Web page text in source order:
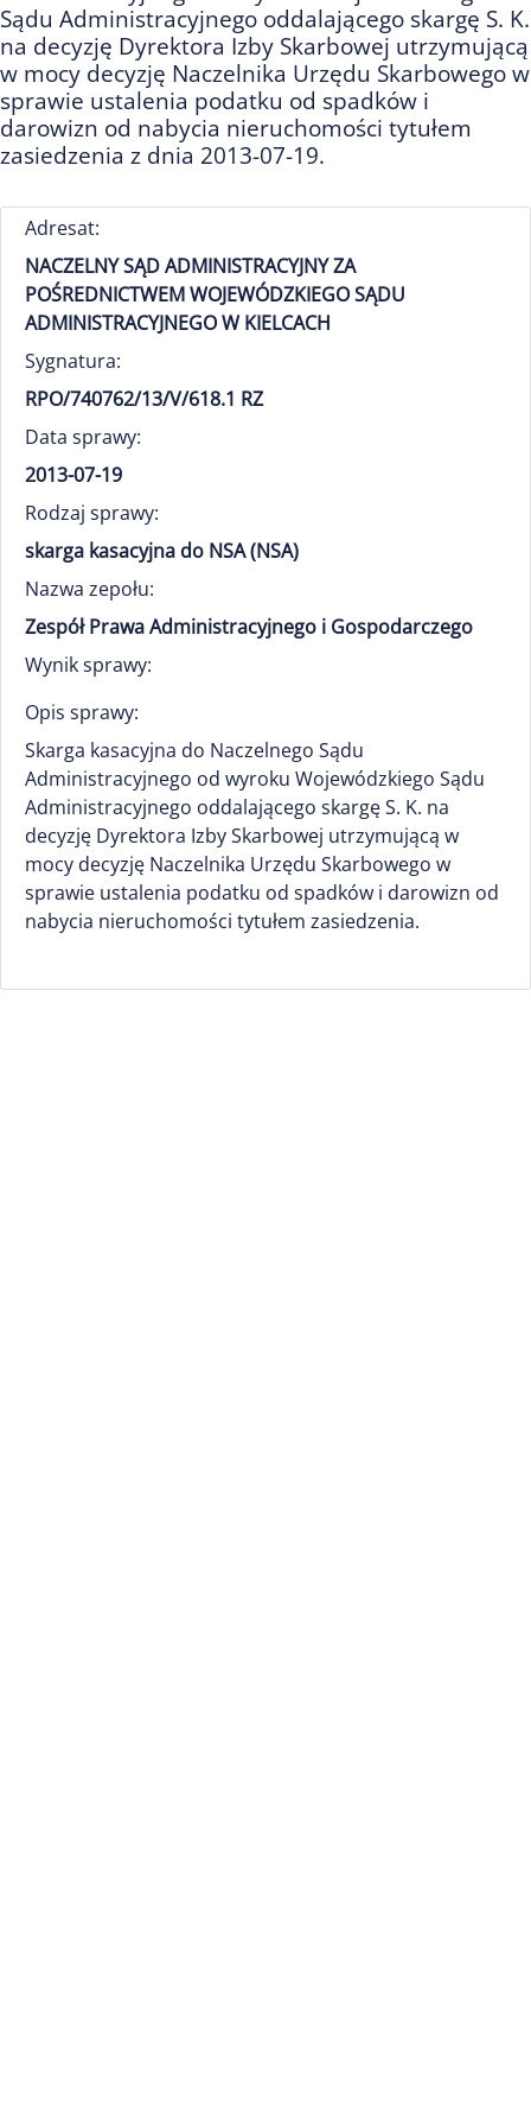
Sądu Administracyjnego oddalającego skargę S. K.
na decyzję Dyrektora Izby Skarbowej utrzymującą
w mocy decyzję Naczelnika Urzędu Skarbowego w
sprawie ustalenia podatku od spadków i
darowizn od nabycia nieruchomości tytułem
zasiedzenia z dnia 2013-07-19.
Adresat:
NACZELNY SĄD ADMINISTRACYJNY ZA
POŚREDNICTWEM WOJEWÓDZKIEGO SĄDU
ADMINISTRACYJNEGO W KIELCACH
Sygnatura:
RPO/740762/13/V/618.1 RZ
Data sprawy:
2013-07-19
Rodzaj sprawy:
skarga kasacyjna do NSA (NSA)
Nazwa zepołu:
Zespół Prawa Administracyjnego i Gospodarczego
Wynik sprawy:
Opis sprawy:
Skarga kasacyjna do Naczelnego Sądu
Administracyjnego od wyroku Wojewódzkiego Sądu
Administracyjnego oddalającego skargę S. K. na
decyzję Dyrektora Izby Skarbowej utrzymującą w
mocy decyzję Naczelnika Urzędu Skarbowego w
sprawie ustalenia podatku od spadków i darowizn od
nabycia nieruchomości tytułem zasiedzenia.